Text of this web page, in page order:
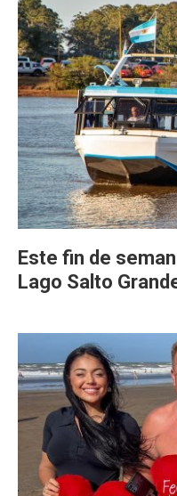
Este fin de
Lago Salto